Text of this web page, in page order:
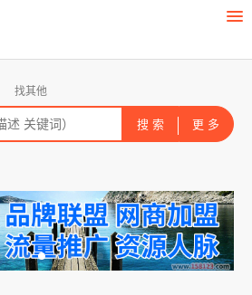
找其他